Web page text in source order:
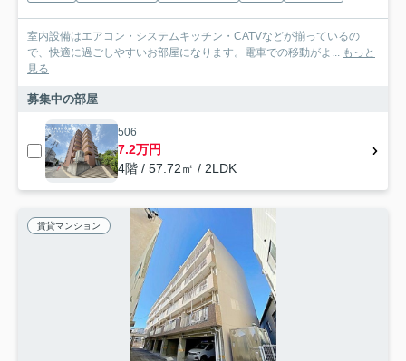
室内設備はエアコン・システムキッチン・CATVなどが揃っているの
で、快適に過ごしやすいお部屋になります。電車での移動がよ... もっと
見る
募集中の部屋
506
7.2万円
4階 / 57.72㎡ / 2LDK
賃貸マンション